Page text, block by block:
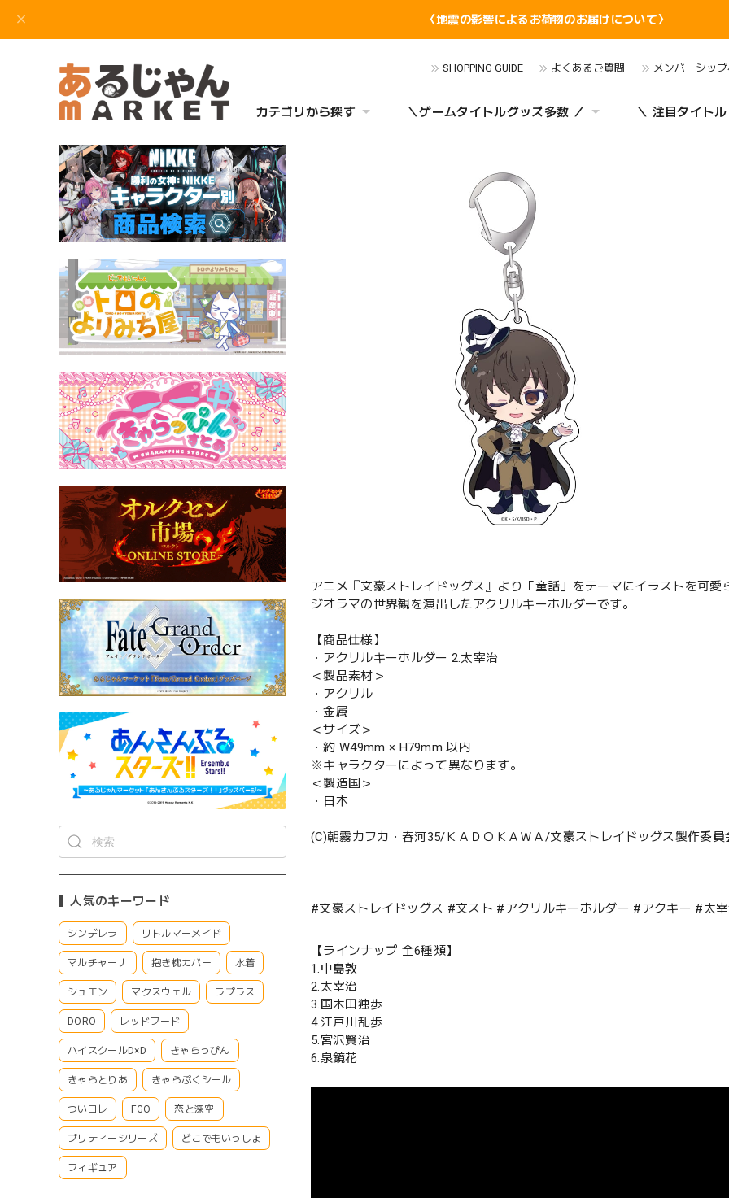
〈地震の影響によるお荷物のお届けについて〉
SHOPPING GUIDE よくあるご質問 メンバーシッ
カテゴリから探す ＼ゲームタイトルグッズ多数 ／ ＼ 注目タイト
人気のキーワード
シンデレラ リトルマーメイド
マルチャーナ 抱き枕カバー 水着
シュエン マクスウェル ラプラス
DORO レッドフード
ハイスクールD×D きゃらっぴん
きゃらとりあ きゃらぷくシール
ついコレ FGO 恋と深空
プリティーシリーズ どこでもいっしょ
フィギュア
アニメ『文豪ストレイドッグス』より「童話」をテーマにイラストを可
ジオラマの世界観を演出したアクリルキーホルダーです。
【商品仕様】
・アクリルキーホルダー 2.太宰治
＜製品素材＞
・アクリル
・金属
＜サイズ＞
・約 W49mm × H79mm 以内
※キャラクターによって異なります。
＜製造国＞
・日本
(C)朝霧カフカ・春河35/ＫＡＤＯＫＡＷＡ/文豪ストレイドッグス製作委員
#文豪ストレイドッグス #文スト #アクリルキーホルダー #アクキー #太
【ラインナップ 全6種類】
1.中島敦
2.太宰治
3.国木田独歩
4.江戸川乱歩
5.宮沢賢治
6.泉鏡花